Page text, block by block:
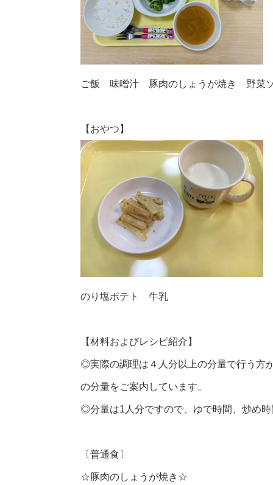
ご飯 味噌汁 豚肉のしょうが焼き 野菜
【おやつ】
のり塩ポテト 牛乳
【材料およびレシピ紹介】
◎実際の調理は４人分以上の分量で行う方
の分量をご案内しています。
◎分量は1人分ですので、ゆで時間、炒め時
〔普通食〕
☆豚肉のしょうが焼き☆